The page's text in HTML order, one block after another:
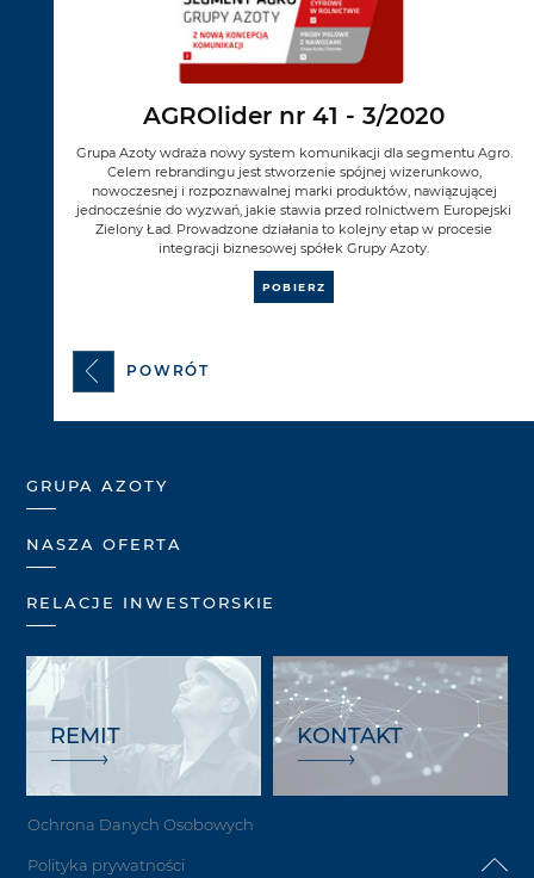
AGROlider nr 41 - 3/2020
Grupa Azoty wdraża nowy system komunikacji dla segmentu Agro.
Celem rebrandingu jest stworzenie spójnej wizerunkowo,
nowoczesnej i rozpoznawalnej marki produktów, nawiązującej
jednocześnie do wyzwań, jakie stawia przed rolnictwem Europejski
Zielony Ład. Prowadzone działania to kolejny etap w procesie
integracji biznesowej spółek Grupy Azoty.
POBIERZ
POWRÓT
GRUPA AZOTY
NASZA OFERTA
RELACJE INWESTORSKIE
REMIT KONTAKT
Ochrona Danych Osobowych
Polityka prywatności